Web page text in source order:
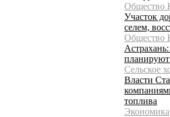
Общество
Участок
селем,
Общество
планируют
Сельское
Власти
топлива
Экономика